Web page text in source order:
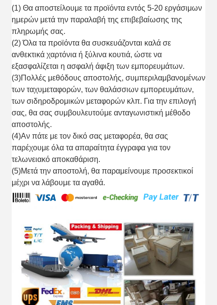
(1) Θα αποστείλουμε τα προϊόντα εντός 5-20 εργάσιμων
ημερών μετά την παραλαβή της επιβεβαίωσης της
πληρωμής σας.
(2) Όλα τα προϊόντα θα συσκευάζονται καλά σε
ανθεκτικά χαρτόνια ή ξύλινα κουτιά, ώστε να
εξασφαλίζεται η ασφαλή άφιξη των εμπορευμάτων.
(3)Πολλές μεθόδους αποστολής, συμπεριλαμβανομένων
των ταχυμεταφορών, των θαλάσσιων εμπορευμάτων,
των σιδηροδρομικών μεταφορών κλπ. Για την επιλογή
σας, θα σας συμβουλευτούμε ανταγωνιστική μέθοδο
αποστολής.
(4)Αν πάτε με τον δικό σας μεταφορέα, θα σας
παρέχουμε όλα τα απαραίτητα έγγραφα για τον
τελωνειακό αποκαθάριση.
(5)Μετά την αποστολή, θα παραμείνουμε προσεκτικοί
μέχρι να λάβουμε τα αγαθά.